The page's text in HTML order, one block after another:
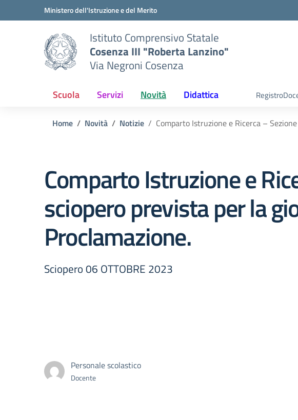
Vai ai contenuti
Vai al menu di navigazioneMinistero dell'Istruzione e del Merito
Istituto Comprensivo Statale
Cosenza III "Roberta Lanzino"
Via Negroni Cosenza
Scuola Servizi Novità Didattica
Home Novità Notizie Comparto Istruzione e Ricerca –
Comparto Istruzione e
sciopero prevista per la
Proclamazione.
Sciopero 06 OTTOBRE 2023
Personale scolastico
Docente